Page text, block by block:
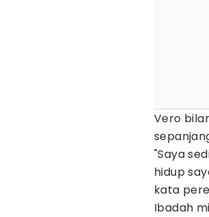
Vero
"Saya
hidup
kata
Ibadah